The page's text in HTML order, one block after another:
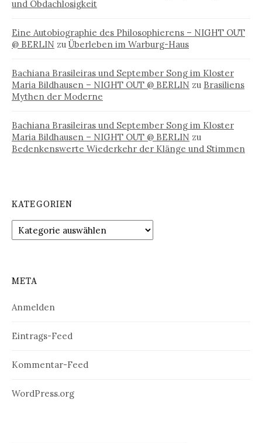
und Obdachlosigkeit
Eine Autobiographie des Philosophierens – NIGHT OUT
@ BERLIN zu Überleben im Warburg-Haus
Bachiana Brasileiras und September Song im Kloster
Maria Bildhausen – NIGHT OUT @ BERLIN zu Brasiliens
Mythen der Moderne
Bachiana Brasileiras und September Song im Kloster
Maria Bildhausen – NIGHT OUT @ BERLIN zu
Bedenkenswerte Wiederkehr der Klänge und Stimmen
KATEGORIEN
Kategorien
META
Anmelden
Eintrags-Feed
Kommentar-Feed
WordPress.org